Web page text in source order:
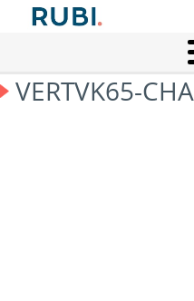
VERTVK65-